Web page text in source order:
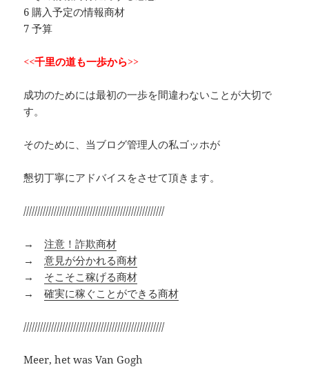
6 購入予定の情報商材
7 予算
<<千里の道も一歩から>>
成功のためには最初の一歩を間違わないことが大切で
す。
そのために、当ブログ管理人の私ゴッホが
懇切丁寧にアドバイスをさせて頂きます。
///////////////////////////////////////////////////
→注意！詐欺商材
→意見が分かれる商材
→ そこそこ稼げる商材
→確実に稼ぐことができる商材
///////////////////////////////////////////////////
Meer, het was Van Gogh